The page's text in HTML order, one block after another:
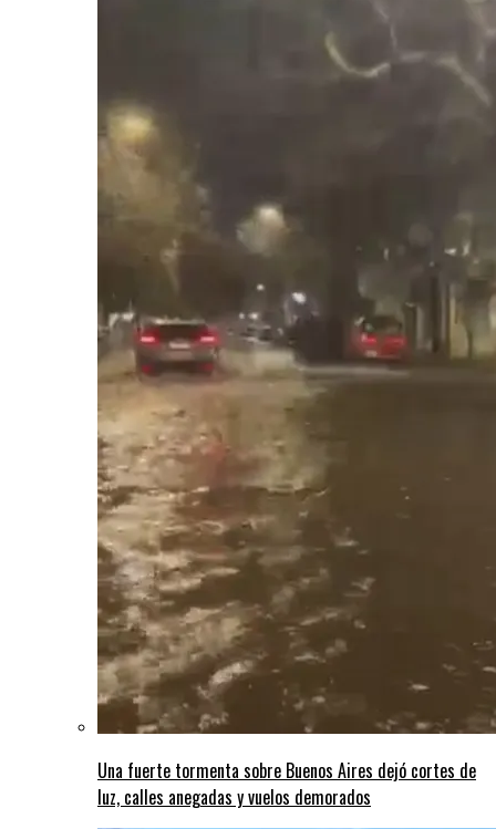
Una fuerte tormenta sobre Buenos Aires dejó cortes de
luz, calles anegadas y vuelos demorados